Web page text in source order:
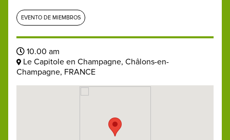
EVENTO DE MIEMBROS
10.00 am
Le Capitole en Champagne, Châlons-en-
Champagne, FRANCE